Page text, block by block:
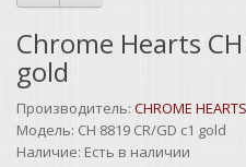
Chrome Hearts
gold
Производитель: CHROME HEARTS
Модель: CH 8819 CR/GD c1 gold
Наличие: Есть в наличии